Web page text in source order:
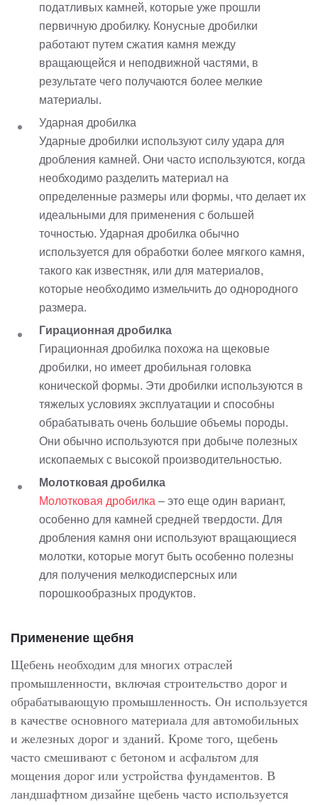
податливых камней, которые уже прошли
первичную дробилку. Конусные дробилки
работают путем сжатия камня между
вращающейся и неподвижной частями, в
результате чего получаются более мелкие
материалы.
Ударная дробилка
Ударные дробилки используют силу удара для
дробления камней. Они часто используются, когда
необходимо разделить материал на
определенные размеры или формы, что делает их
идеальными для применения с большей
точностью. Ударная дробилка обычно
используется для обработки более мягкого камня,
такого как известняк, или для материалов,
которые необходимо измельчить до однородного
размера.
Гирационная дробилка
Гирационная дробилка похожа на щековые
дробилки, но имеет дробильная головка
конической формы. Эти дробилки используются в
тяжелых условиях эксплуатации и способны
обрабатывать очень большие объемы породы.
Они обычно используются при добыче полезных
ископаемых с высокой производительностью.
Молотковая дробилка
Молотковая дробилка – это еще один вариант,
особенно для камней средней твердости. Для
дробления камня они используют вращающиеся
молотки, которые могут быть особенно полезны
для получения мелкодисперсных или
порошкообразных продуктов.
Применение щебня
Щебень необходим для многих отраслей
промышленности, включая строительство дорог и
обрабатывающую промышленность. Он используется
в качестве основного материала для автомобильных
и железных дорог и зданий. Кроме того, щебень
часто смешивают с бетоном и асфальтом для
мощения дорог или устройства фундаментов. В
ландшафтном дизайне щебень часто используется